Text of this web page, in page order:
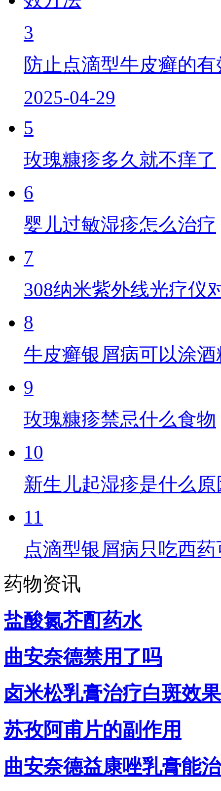
3
防止点滴型牛皮癣的
2025-04-29
5
玫瑰糠疹多久就不痒了
6
婴儿过敏湿疹怎么治疗
7
308纳米紫外线光疗仪
8
牛皮癣银屑病可以涂酒
9
玫瑰糠疹禁忌什么食物
10
新生儿起湿疹是什么
11
点滴型银屑病只吃西
药物资讯
盐酸氮芥酊药水
曲安奈德禁用了吗
卤米松乳膏治疗白斑效
苏孜阿甫片的副作用
曲安奈德益康唑乳膏能